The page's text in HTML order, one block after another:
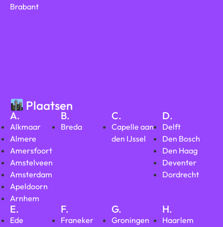
Brabant
Plaatsen
A.
Alkmaar
Almere
Amersfoort
Amstelveen
Amsterdam
Apeldoorn
Arnhem
B.
Breda
C.
Capelle aan
den IJssel
D.
Delft
Den Bosch
Den Haag
Deventer
Dordrecht
E.
Ede
F.
Franeker
G.
Groningen
H.
Haarlem